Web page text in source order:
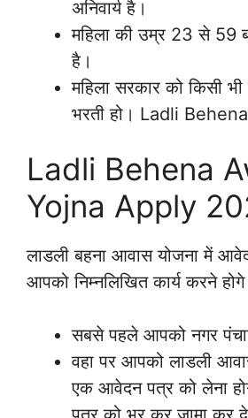
अनिवार्य है।
महिला की उम्र 23 से 59
है।
महिला सरकार को किसी
भरती हो। Ladli
Ladli Behena
Yojna Apply
लाडली बहना आवास योजना में
आपको निम्नलिखित कार्य करने
सबसे पहले आपको नगर
वहा पर आपको लाडली
एक आवेदन पत्र को लेना